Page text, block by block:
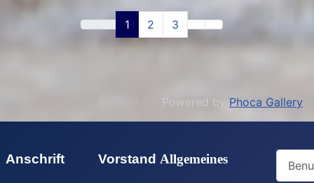
1 2 3
Powered by Phoca Gallery
Anschrift Vorstand Allgemeines